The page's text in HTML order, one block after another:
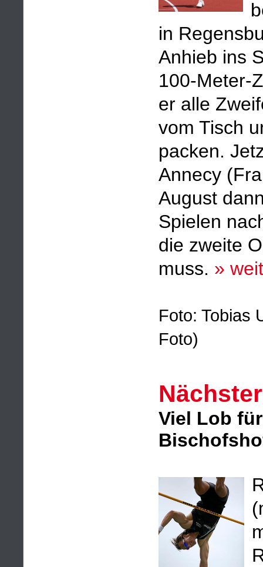
in
Anhieb ins
100-Meter-
er alle
vom Tisch
packen.
Annecy
August
Spielen
die zweite
muss. »
Foto: Tobias
Foto)
Viel Lob